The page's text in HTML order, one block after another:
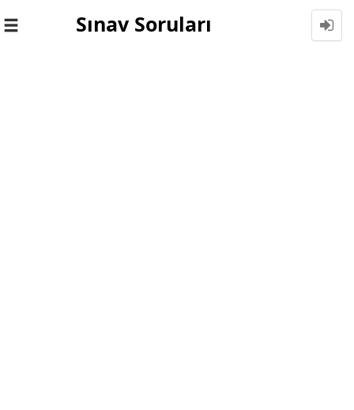
Toggle
Sınav Soruları